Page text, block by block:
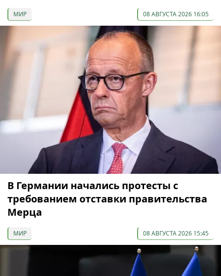
МИР 08 АВГУСТА 2026 16:05
В Германии начались протесты с
требованием отставки правительства
Мерца
МИР 08 АВГУСТА 2026 15:45